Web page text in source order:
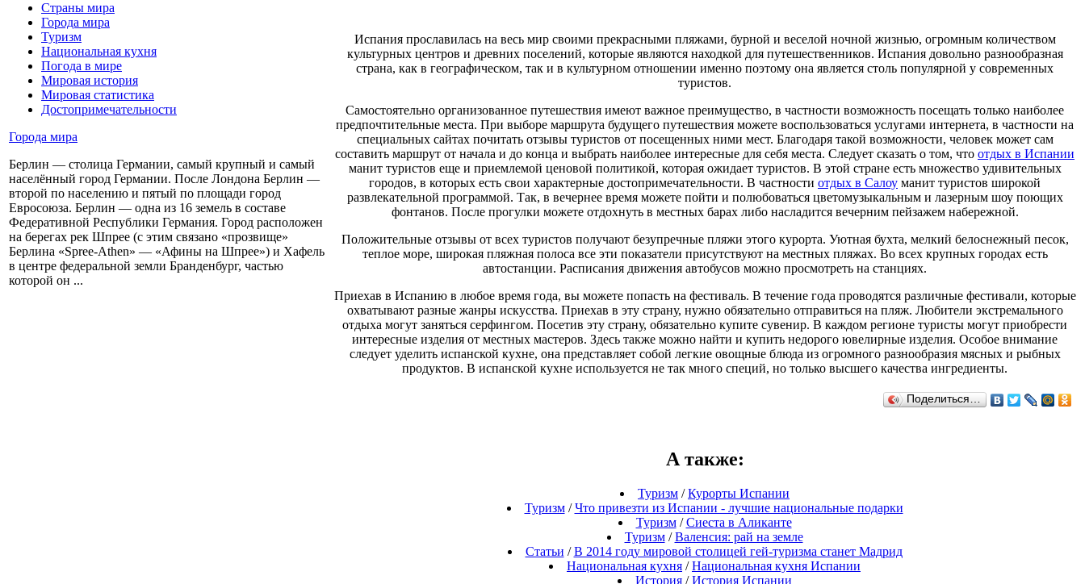
Страны мира
Города мира
Туризм
Национальная кухня
Погода в мире
Мировая история
Мировая статистика
Достопримечательности
Города мира
Берлин — столица Германии, самый крупный и самый
населённый город Германии. После Лондона Берлин —
второй по населению и пятый по площади город
Евросоюза. Берлин — одна из 16 земель в составе
Федеративной Республики Германия. Город расположен
на берегах рек Шпрее (с этим связано «прозвище»
Берлина «Spree-Athen» — «Афины на Шпрее») и Хафель
в центре федеральной земли Бранденбург, частью
которой он ...
Испания прославилась на весь мир своими прекрасными пляжами, бурной и веселой ночной жизнью, огромным количеством
культурных центров и древних поселений, которые являются находкой для путешественников. Испания довольно разнообразная
страна, как в географическом, так и в культурном отношении именно поэтому она является столь популярной у современных
туристов.
Самостоятельно организованное путешествия имеют важное преимущество, в частности возможность посещать только наиболее
предпочтительные места. При выборе маршрута будущего путешествия можете воспользоваться услугами интернета, в частности на
специальных сайтах почитать отзывы туристов от посещенных ними мест. Благодаря такой возможности, человек может сам
составить маршрут от начала и до конца и выбрать наиболее интересные для себя места. Следует сказать о том, что отдых в Испании
манит туристов еще и приемлемой ценовой политикой, которая ожидает туристов. В этой стране есть множество удивительных
городов, в которых есть свои характерные достопримечательности. В частности отдых в Салоу манит туристов широкой
развлекательной программой. Так, в вечернее время можете пойти и полюбоваться цветомузыкальным и лазерным шоу поющих
фонтанов. После прогулки можете отдохнуть в местных барах либо насладится вечерним пейзажем набережной.
Положительные отзывы от всех туристов получают безупречные пляжи этого курорта. Уютная бухта, мелкий белоснежный песок,
теплое море, широкая пляжная полоса все эти показатели присутствуют на местных пляжах. Во всех крупных городах есть
автостанции. Расписания движения автобусов можно просмотреть на станциях.
Приехав в Испанию в любое время года, вы можете попасть на фестиваль. В течение года проводятся различные фестивали, которые
охватывают разные жанры искусства. Приехав в эту страну, нужно обязательно отправиться на пляж. Любители экстремального
отдыха могут заняться серфингом. Посетив эту страну, обязательно купите сувенир. В каждом регионе туристы могут приобрести
интересные изделия от местных мастеров. Здесь также можно найти и купить недорого ювелирные изделия. Особое внимание
следует уделить испанской кухне, она представляет собой легкие овощные блюда из огромного разнообразия мясных и рыбных
продуктов. В испанской кухне используется не так много специй, но только высшего качества ингредиенты.
Поделиться…
А также:
Туризм /Курорты Испании
Туризм/Что привезти из Испании - лучшие национальные подарки
Туризм/Сиеста в Аликанте
Туризм/Валенсия: рай на земле
Статьи /В 2014 году мировой столицей гей-туризма станет Мадрид
Национальная кухня /Национальная кухня Испании
История /История Испании